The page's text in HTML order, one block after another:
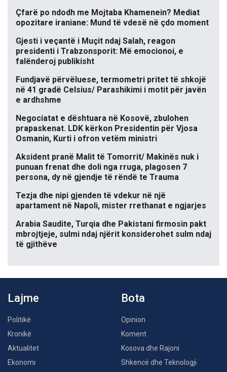
Çfarë po ndodh me Mojtaba Khamenein? Mediat
opozitare iraniane: Mund të vdesë në çdo moment
Gjesti i veçantë i Muçit ndaj Salah, reagon
presidenti i Trabzonsporit: Më emocionoi, e
falënderoj publikisht
Fundjavë përvëluese, termometri pritet të shkojë
në 41 gradë Celsius/ Parashikimi i motit për javën
e ardhshme
Negociatat e dështuara në Kosovë, zbulohen
prapaskenat. LDK kërkon Presidentin për Vjosa
Osmanin, Kurti i ofron vetëm ministri
Aksident pranë Malit të Tomorrit/ Makinës nuk i
punuan frenat dhe doli nga rruga, plagosen 7
persona, dy në gjendje të rëndë te Trauma
Tezja dhe nipi gjenden të vdekur në një
apartament në Napoli, mister rrethanat e ngjarjes
Arabia Saudite, Turqia dhe Pakistani firmosin pakt
mbrojtjeje, sulmi ndaj njërit konsiderohet sulm ndaj
të gjithëve
Lajme
Politikë
Kronikë
Aktualitet
Ekonomi
Bota
Opinion
Koment
Kosova dhe Rajoni
Shkencë dhe Teknologji